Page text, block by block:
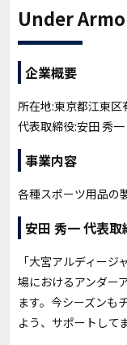
Under
企業概要
所在地:東京都江東
代表取締役:安田 秀一
事業内容
各種スポーツ用品の
安田 秀一 代表取
「大宮アルディー
場におけるアンダー
ます。今シーズンも
よう、サポートして